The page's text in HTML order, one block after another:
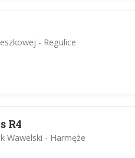
- Regulice
R4
Wawelski - Harmęże